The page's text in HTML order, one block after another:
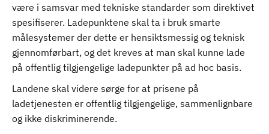
være i samsvar med tekniske standarder som direktivet
spesifiserer. Ladepunktene skal ta i bruk smarte
målesystemer der dette er hensiktsmessig og teknisk
gjennomførbart, og det kreves at man skal kunne lade
på offentlig tilgjengelige ladepunkter på ad hoc basis.
Landene skal videre sørge for at prisene på
ladetjenesten er offentlig tilgjengelige, sammenlignbare
og ikke diskriminerende.